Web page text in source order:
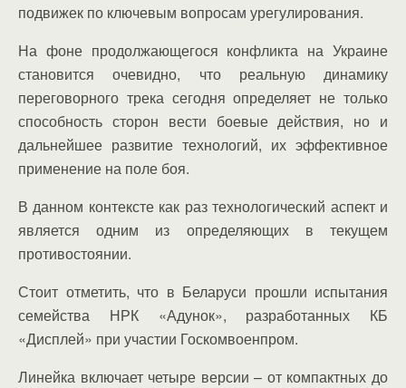
подвижек по ключевым вопросам урегулирования.
На фоне продолжающегося конфликта на Украине
становится очевидно, что реальную динамику
переговорного трека сегодня определяет не только
способность сторон вести боевые действия, но и
дальнейшее развитие технологий, их эффективное
применение на поле боя.
В данном контексте как раз технологический аспект и
является одним из определяющих в текущем
противостоянии.
Стоит отметить, что в Беларуси прошли испытания
семейства НРК «Адунок», разработанных КБ
«Дисплей» при участии Госкомвоенпром.
Линейка включает четыре версии – от компактных до